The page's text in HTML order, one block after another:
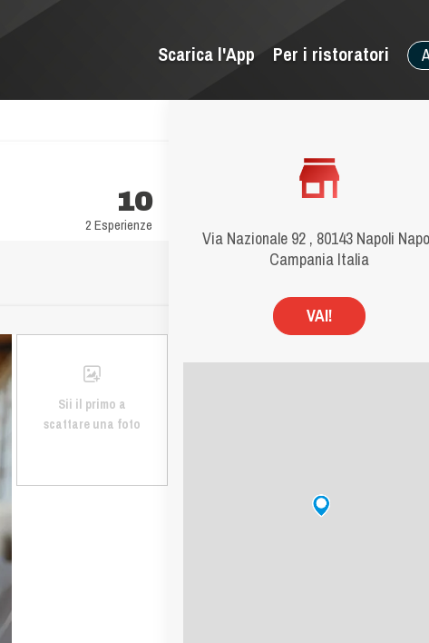
Per i ristoratori
Scarica l'App
Via Nazionale 92 , 80143 Napoli
Campania Italia
VAI!
10
2 Esperienze
Sii il primo a
scattare una foto